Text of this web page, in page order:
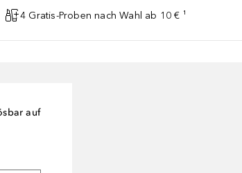
4 Gratis-Proben nach Wahl ab 10 € ¹
auf